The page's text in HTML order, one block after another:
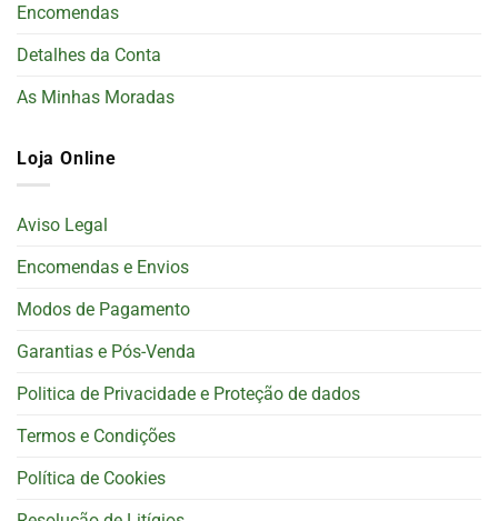
Encomendas
Detalhes da Conta
As Minhas Moradas
Loja Online
Aviso Legal
Encomendas e Envios
Modos de Pagamento
Garantias e Pós-Venda
Politica de Privacidade e Proteção de dados
Termos e Condições
Política de Cookies